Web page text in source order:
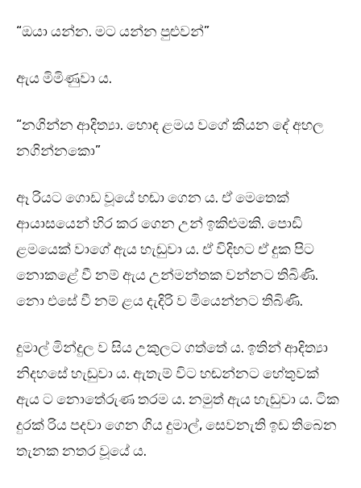
“ඔයා යන්න. මට යන්න පුළුවන්”
ඇය මිමිණුවා ය.
“නගින්න ආදිත්‍යා. හොඳ ළමය වගේ කියන දේ අහල
නගින්නකො”
ඈ රියට ගොඩ වූයේ හඬා ගෙන ය. ඒ මෙතෙක්
ආයාසයෙන් හිර කර ගෙන උන් ඉකිළුමකි. පොඩි
ළමයෙක් වාගේ ඇය හැඬුවා ය. ඒ විදිහට ඒ දුක පිට
නොකළේ වී නම් ඇය උන්මන්තක වන්නට තිබිණි.
නො එසේ වී නම් ළය දැදිරි ව මියෙන්නට තිබිණි.
දුමාල් මින්දුල ව සිය උකුලට ගත්තේ ය. ඉතින් ආදිත්‍යා
නිදහසේ හැඬුවා ය. ඇතැම් විට හඬන්නට හේතුවක්
ඇය ට නොතේරුණ තරම ය. නමුත් ඇය හැඬුවා ය. ටික
දුරක් රිය පදවා ගෙන ගිය දුමාල්, සෙවනැති ඉඩ තිබෙන
තැනක නතර වූයේ ය.